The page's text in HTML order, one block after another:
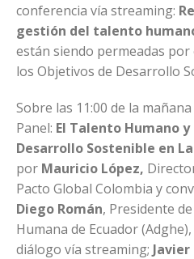
conferencia vía streaming:
gestión del talento
están siendo permeadas
los Objetivos de Desarrollo
Sobre las 11:00 de la
Panel: El Talento Humano
Desarrollo Sostenible en
por Mauricio López,
Pacto Global Colombia y
Diego Román, Presidente
Humana de Ecuador
diálogo vía streaming;